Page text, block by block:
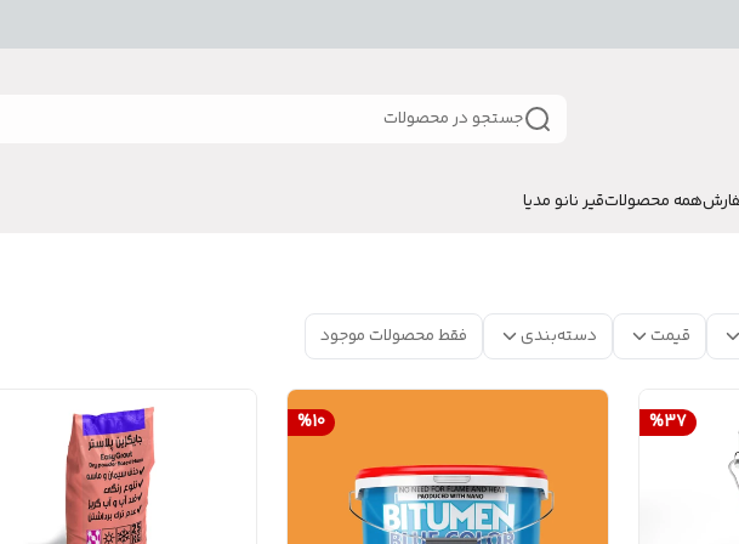
جستجو در محصولات
همه محصولاتقیر نانو مدیا
قیمت دسته‌بندی فقط محصولات موجود
%37
%10